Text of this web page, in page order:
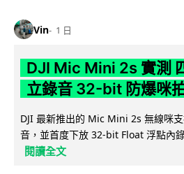
Vin 1 日
DJI Mic Mini 2s 實測
立錄音 32-bit 防爆咪
DJI 最新推出的 Mic Mini 2s 無線咪
音，並首度下放 32-bit Float 浮點內
閱讀全文